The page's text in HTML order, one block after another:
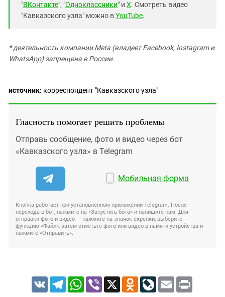
"ВКонтакте", "Одноклассники" и X. Смотреть видео
"Кавказского узла" можно вYouTube.
* деятельность компании Meta (владеет Facebook, Instagram и
WhatsApp) запрещена в России.
источник: корреспондент "Кавказского узла"
Гласность помогает решить проблемы
Отправь сообщение, фото и видео через бот
«Кавказского узла» в Telegram
Мобильная форма
Кнопка работает при установленном приложении Telegram. После
перехода в бот, нажмите на «Запустить бота» и напишите нам. Для
отправки фото и видео — нажмите на значок скрепки, выберите
функцию «Файл», затем отметьте фото или видео в памяти устройства и
нажмите «Отправить».
VK TelegramWhatsApp
Viber X Odnoklassniki
LiveJournal
Email Print